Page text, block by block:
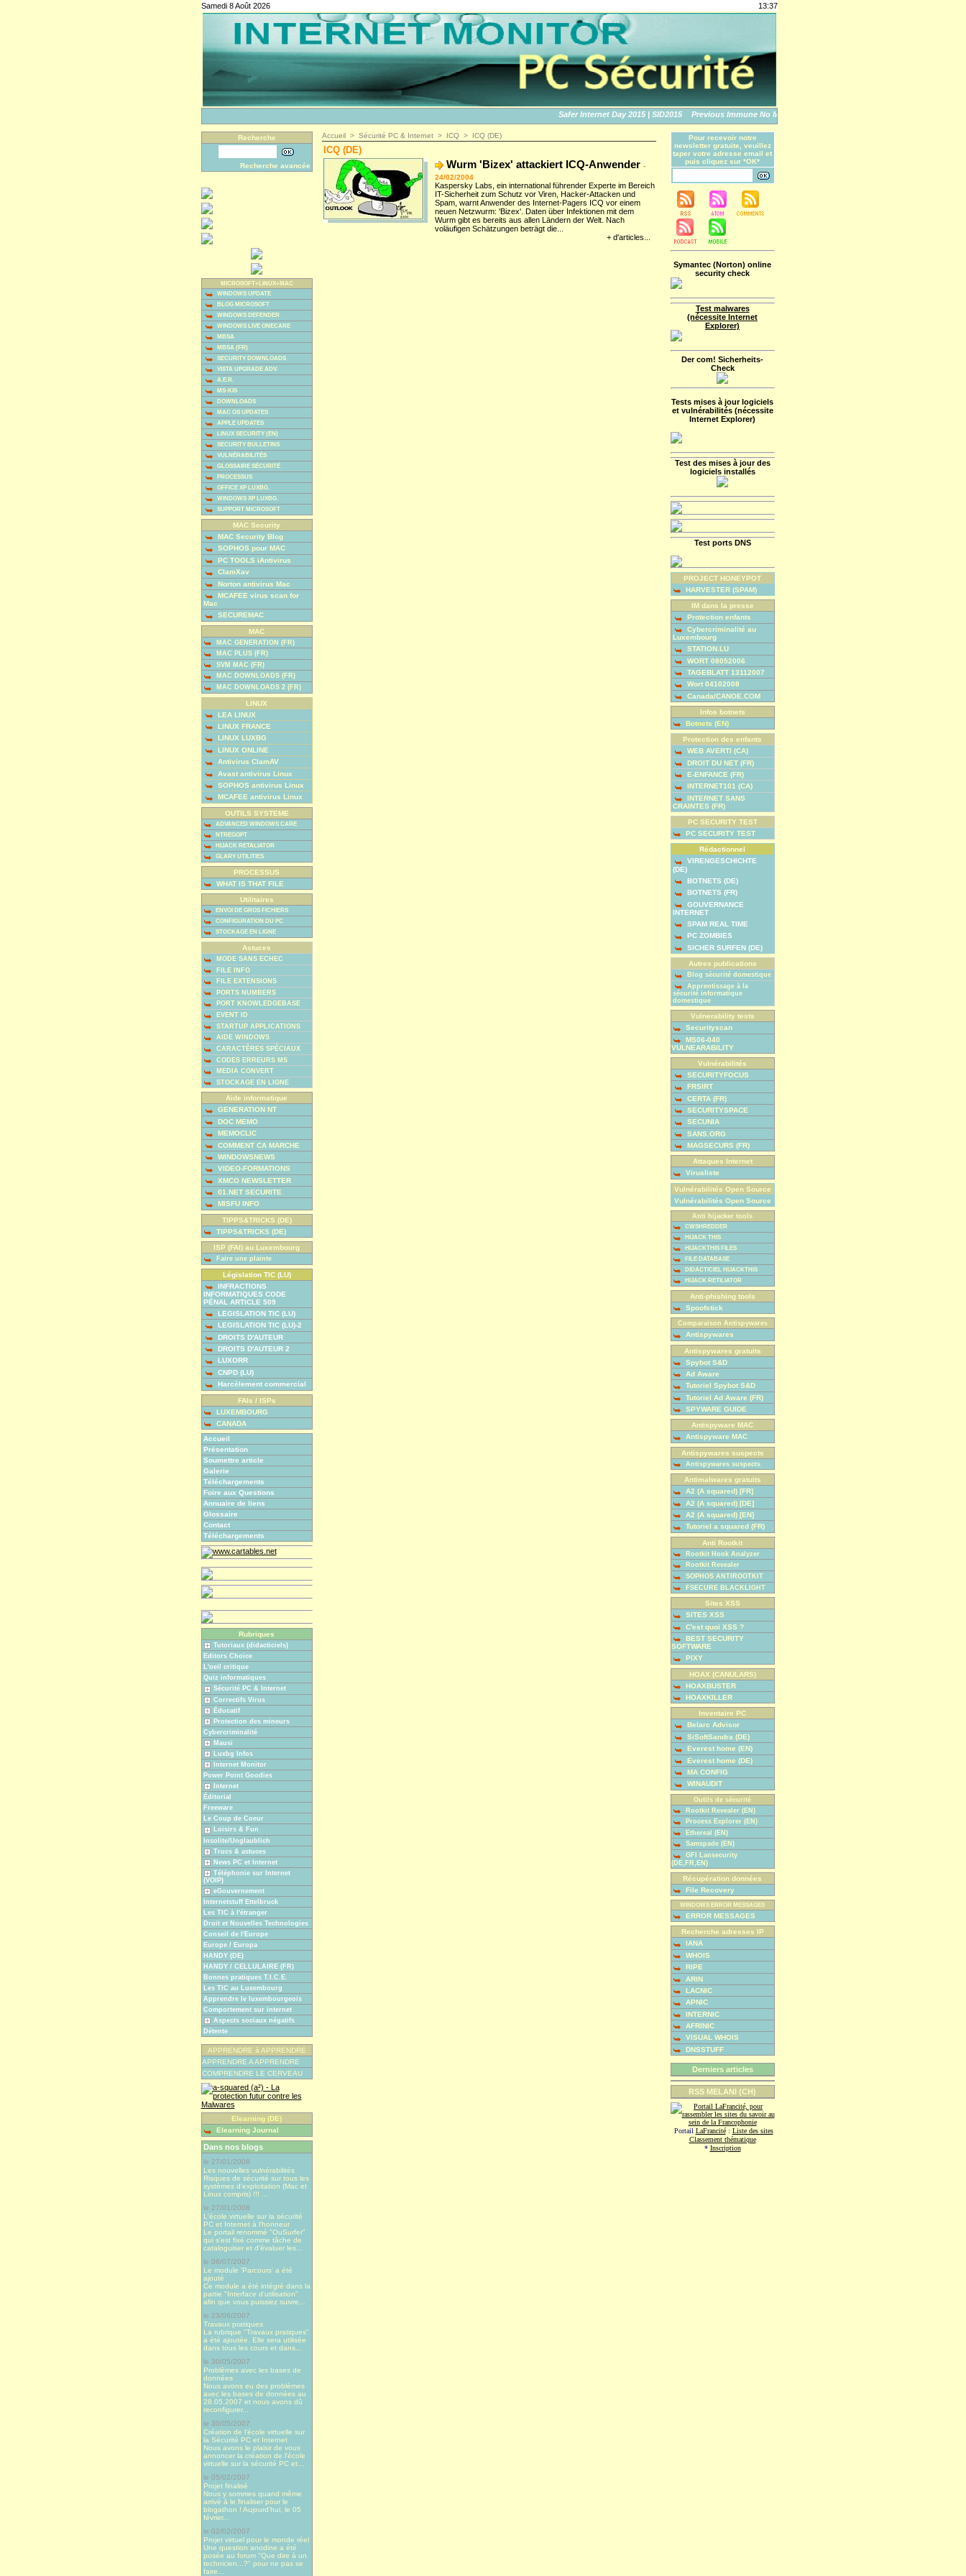
Samedi 8 Août 2026 13:37
Safer Internet Day 2015 | SID2015 Previous Immune No More: An Apple Story
Recherche
Recherche avancée
MICROSOFT+LINUX+MAC
WINDOWS UPDATE
BLOG MICROSOFT
WINDOWS DEFENDER
WINDOWS LIVE ONECARE
MBSA
MBSA (FR)
SECURITY DOWNLOADS
VISTA UPGRADE ADV.
A.E.R.
MS-KIS
DOWNLOADS
MAC OS UPDATES
APPLE UPDATES
LINUX SECURITY (EN)
SECURITY BULLETINS
VULNÉRABILITÉS
GLOSSAIRE SÉCURITÉ
PROCESSUS
OFFICE XP LUXBG.
WINDOWS XP LUXBG.
SUPPORT MICROSOFT
MAC Security
MAC Security Blog
SOPHOS pour MAC
PC TOOLS iAntivirus
ClamXav
Norton antivirus Mac
MCAFEE virus scan for
Mac
SECUREMAC
MAC
MAC GENERATION (FR)
MAC PLUS (FR)
SVM MAC (FR)
MAC DOWNLOADS (FR)
MAC DOWNLOADS 2 (FR)
LINUX
LEA LINUX
LINUX FRANCE
LINUX LUXBG
LINUX ONLINE
Antivirus ClamAV
Avast antivirus Linux
SOPHOS antivirus Linux
MCAFEE antivirus Linux
OUTILS SYSTEME
ADVANCED WINDOWS CARE
NTREGOPT
HIJACK RETALIATOR
GLARY UTILITIES
PROCESSUS
WHAT IS THAT FILE
Utilitaires
ENVOI DE GROS FICHIERS
CONFIGURATION DU PC
STOCKAGE EN LIGNE
Astuces
MODE SANS ECHEC
FILE INFO
FILE EXTENSIONS
PORTS NUMBERS
PORT KNOWLEDGEBASE
EVENT ID
STARTUP APPLICATIONS
AIDE WINDOWS
CARACTÈRES SPÉCIAUX
CODES ERREURS MS
MEDIA CONVERT
STOCKAGE EN LIGNE
Aide informatique
GENERATION NT
DOC MEMO
MEMOCLIC
COMMENT CA MARCHE
WINDOWSNEWS
VIDEO-FORMATIONS
XMCO NEWSLETTER
01.NET SECURITE
MISFU INFO
TIPPS&TRICKS (DE)
TIPPS&TRICKS (DE)
ISP (FAI) au Luxembourg
Faire une plainte
Législation TIC (LU)
INFRACTIONS
INFORMATIQUES CODE
PÉNAL ARTICLE 509
LEGISLATION TIC (LU)
LEGISLATION TIC (LU)-2
DROITS D'AUTEUR
DROITS D'AUTEUR 2
LUXORR
CNPD (LU)
Harcèlement commercial
FAIs / ISPs
LUXEMBOURG
CANADA
Accueil
Présentation
Soumettre article
Galerie
Téléchargements
Foire aux Questions
Annuaire de liens
Glossaire
Contact
Téléchargements
Rubriques
Tutoriaux (didacticiels)
Editors Choice
L'oeil critique
Quiz informatiques
Sécurité PC & Internet
Correctifs Virus
Éducatif
Protection des mineurs
Cybercriminalité
Mausi
Luxbg Infos
Internet Monitor
Power Point Goodies
Internet
Éditorial
Freeware
Le Coup de Coeur
Loisirs & Fun
Insolite/Unglaublich
Trucs & astuces
News PC et Internet
Téléphonie sur Internet
(VOIP)
eGouvernement
Internetstuff Ettelbruck
Les TIC à l'étranger
Droit et Nouvelles Technologies
Conseil de l'Europe
Europe / Europa
HANDY (DE)
HANDY / CELLULAIRE (FR)
Bonnes pratiques T.I.C.E.
Les TIC au Luxembourg
Apprendre le luxembourgeois
Comportement sur internet
Aspects sociaux négatifs
Détente
APPRENDRE à APPRENDRE
APPRENDRE A APPRENDRE
COMPRENDRE LE CERVEAU
Elearning (DE)
Elearning Journal
Dans nos blogs
le 27/01/2008
Les nouvelles vulnérabilités
Risques de sécurité sur tous les
systèmes d'exploitation (Mac et
Linux compris) !!! ...
le 27/01/2008
L'école virtuelle sur la sécurité
PC et Internet à l'honneur
Le portail renommé "OuSurfer"
qui s'est fixé comme tâche de
cataloguiser et d'évaluer les...
le 08/07/2007
Le module 'Parcours' a été
ajouté
Ce module a été intégré dans la
partie "Interface d'utilisation"
afin que vous puissiez suivre...
le 23/06/2007
Travaux pratiques
La rubrique "Travaux pratiques"
a été ajoutée. Elle sera utilisée
dans tous les cours et dans...
le 30/05/2007
Problèmes avec les bases de
données
Nous avons eu des problèmes
avec les bases de données au
28.05.2007 et nous avons dû
reconfigurer...
le 30/05/2007
Création de l'école virtuelle sur
la Sécurité PC et Internet
Nous avons le plaisir de vous
annoncer la création de l'école
virtuelle sur la sécurité PC et...
le 05/02/2007
Projet finalisé
Nous y sommes quand même
arrivé à le finaliser pour le
blogathon ! Aujourd’hui, le 05
février...
le 02/02/2007
Projet virtuel pour le monde réel
Une question anodine a été
posée au forum "Que dire à un
technicien...?" pour ne pas se
faire...
Accueil > Sécurité PC & Internet > ICQ > ICQ (DE)
ICQ (DE)
Wurm 'Bizex' attackiert ICQ-Anwender -
24/02/2004
Kaspersky Labs, ein international führender Experte im Bereich
IT-Sicherheit zum Schutz vor Viren, Hacker-Attacken und
Spam, warnt Anwender des Internet-Pagers ICQ vor einem
neuen Netzwurm: 'Bizex'. Daten über Infektionen mit dem
Wurm gibt es bereits aus allen Ländern der Welt. Nach
voläufigen Schätzungen beträgt die...
+ d'articles...
Pour recevoir notre
newsletter gratuite, veuillez
taper votre adresse email et
puis cliquez sur *OK*
Symantec (Norton) online
security check
Test malwares
(nécessite Internet
Explorer)
Der com! Sicherheits-
Check
Tests mises à jour logiciels
et vulnérabilités (nécessite
Internet Explorer)
Test des mises à jour des
logiciels installés
Test ports DNS
PROJECT HONEYPOT
HARVESTER (SPAM)
IM dans la presse
Protection enfants
Cybercriminalité au
Luxembourg
STATION.LU
WORT 08052006
TAGEBLATT 13112007
Wort 04102008
Canada/CANOE.COM
Infos botnets
Botnets (EN)
Protection des enfants
WEB AVERTI (CA)
DROIT DU NET (FR)
E-ENFANCE (FR)
INTERNET101 (CA)
INTERNET SANS
CRAINTES (FR)
PC SECURITY TEST
PC SECURITY TEST
Rédactionnel
VIRENGESCHICHTE
(DE)
BOTNETS (DE)
BOTNETS (FR)
GOUVERNANCE
INTERNET
SPAM REAL TIME
PC ZOMBIES
SICHER SURFEN (DE)
Autres publications
Blog sécurité domestique
Apprentissage à la
sécurité informatique
domestique
Vulnerability tests
Securityscan
MS06-040
VULNEARABILITY
Vulnérabilités
SECURITYFOCUS
FRSIRT
CERTA (FR)
SECURITYSPACE
SECUNIA
SANS.ORG
MAGSECURS (FR)
Attaques Internet
Virusliste
Vulnérabilités Open Source
Vulnérabilités Open Source
Anti hijacker tools
CWSHREDDER
HIJACK THIS
HIJACKTHIS FILES
FILE DATABASE
DIDACTICIEL HIJACKTHIS
HIJACK RETILIATOR
Anti-phishing tools
Spoofstick
Comparaison Antispywares
Antispywares
Antispywares gratuits
Spybot S&D
Ad Aware
Tutoriel Spybot S&D
Tutoriel Ad Aware (FR)
SPYWARE GUIDE
Antispyware MAC
Antispyware MAC
Antispywares suspects
Antispywares suspects
Antimalwares gratuits
A2 (A squared) [FR]
A2 (A squared) [DE]
A2 (A squared) [EN]
Tutoriel a squared (FR)
Anti Rootkit
Rootkit Hook Analyzer
Rootkit Revealer
SOPHOS ANTIROOTKIT
FSECURE BLACKLIGHT
Sites XSS
SITES XSS
C'est quoi XSS ?
BEST SECURITY
SOFTWARE
PIXY
HOAX (CANULARS)
HOAXBUSTER
HOAXKILLER
Inventaire PC
Belarc Advisor
SiSoftSandra (DE)
Everest home (EN)
Everest home (DE)
MA CONFIG
WINAUDIT
Outils de sécurité
Rootkit Revealer (EN)
Process Explorer (EN)
Ethereal (EN)
Samspade (EN)
GFI Lansecurity
(DE,FR,EN)
Récupération données
File Recovery
WINDOWS ERROR MESSAGES
ERROR MESSAGES
Recherche adresses IP
IANA
WHOIS
RIPE
ARIN
LACNIC
APNIC
INTERNIC
AFRINIC
VISUAL WHOIS
DNSSTUFF
Derniers articles
RSS MELANI (CH)
Portail LaFrancité: Liste des sites
Classement thématique
* Inscription